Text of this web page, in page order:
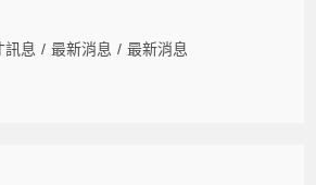
訊息 / 最新消息 / 最新消息